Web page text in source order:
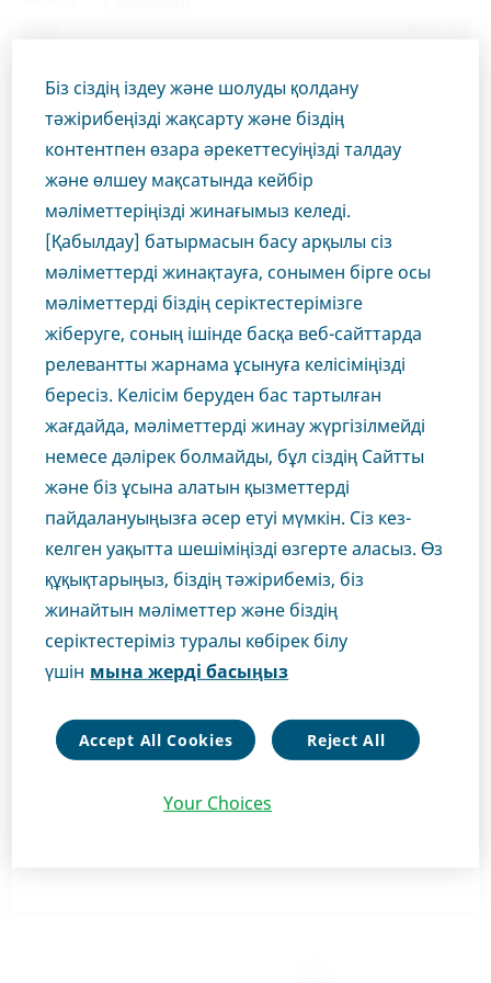
Сіз денсаулық сақтау
саласының маманы
болып табыласыз ба?
Бұл бөлімге кіру үшін медициналық маман
болуыңыз керек, себебі веб-сайтымыздың осы
аймағындағы материалдар тек соларға арналған.
Медициналық маман екеніңізді растау үшін
төмендегі тиісті түймешікті басыңыз.
Медициналық маман болмасаңыз, веб-сайттың
сізге лайықты аймағына өткізілесіз.
Медициналық маман
Kazakhstan Өнімдер
РЕЦЕПТУРА ПРЕПАРАТТАРЫ
Актиферрин, Ішуге арналған тамшылар, 30 мл
Актиферрин, Ішуге
арналған тамшылар, 30 мл
БАСҚА ЖОҚ
Өнім тиесілі терапевтік аймақ
Басқа
Қолданылуы
- темір тапшылық анемияны емдеу және
профилактикасы
Қолдану тәсілі және дозалары
Актиферрин-Тева тікелей тамақтанар алдында
сұйықтықпен (жеміс шырыны немесе су) ішке
қабылдайды. Егер емдеуші дәрігер өзге дозаны
нұсқауларды қатаң ұстану керек.
Біз сіздің іздеу және шолуды қолдану
тәжірибеңізді жақсарту және біздің
контентпен өзара әрекеттесуіңізді талдау
және өлшеу мақсатында кейбір
мәліметтеріңізді жинағымыз келеді.
[Қабылдау] батырмасын басу арқылы сіз
мәліметтерді жинақтауға, сонымен бірге осы
мәліметтерді біздің серіктестерімізге
жіберуге, соның ішінде басқа веб-сайттарда
релевантты жарнама ұсынуға келісіміңізді
бересіз. Келісім беруден бас тартылған
жағдайда, мәліметтерді жинау жүргізілмейді
немесе дәлірек болмайды, бұл сіздің Сайтты
және біз ұсына алатын қызметтерді
пайдалануыңызға әсер етуі мүмкін. Сіз кез-
келген уақытта шешіміңізді өзгерте аласыз. Өз
құқықтарыңыз, біздің тәжірибеміз, біз
жинайтын мәліметтер және біздің
серіктестеріміз туралы көбірек білу
үшін мына жерді басыңыз
Accept All Cookies Reject All
Your Choices